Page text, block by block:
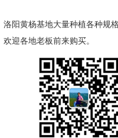
洛阳黄杨基地大量种植各种规
欢迎各地老板前来购买。